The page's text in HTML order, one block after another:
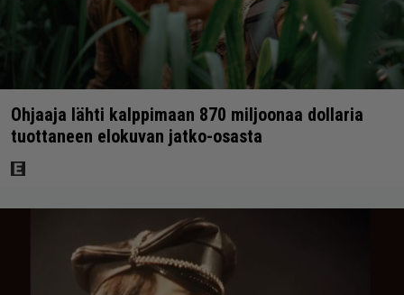
Ohjaaja lähti kalppimaan 870 miljoonaa dollaria
tuottaneen elokuvan jatko-osasta